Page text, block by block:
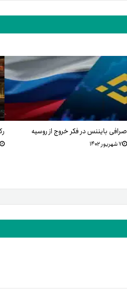
صرافی بایننس در فکر خروج از روسیه
۷ شهریور ۱۴۰۲